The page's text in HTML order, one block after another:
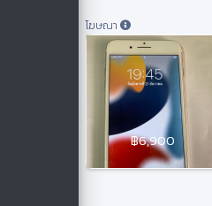
โฆษณา
฿6,900